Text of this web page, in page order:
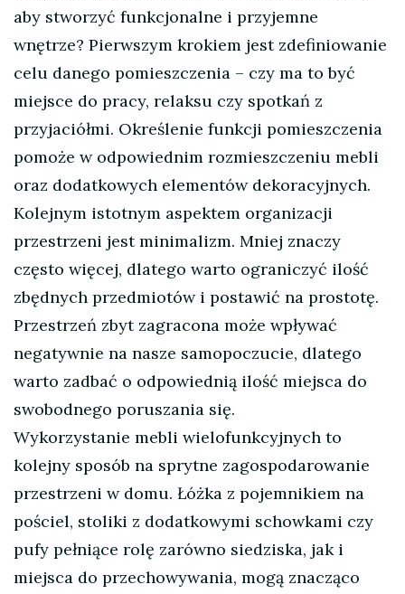
aby stworzyć funkcjonalne i przyjemne
wnętrze? Pierwszym krokiem jest zdefiniowanie
celu danego pomieszczenia – czy ma to być
miejsce do pracy, relaksu czy spotkań z
przyjaciółmi. Określenie funkcji pomieszczenia
pomoże w odpowiednim rozmieszczeniu mebli
oraz dodatkowych elementów dekoracyjnych.
Kolejnym istotnym aspektem organizacji
przestrzeni jest minimalizm. Mniej znaczy
często więcej, dlatego warto ograniczyć ilość
zbędnych przedmiotów i postawić na prostotę.
Przestrzeń zbyt zagracona może wpływać
negatywnie na nasze samopoczucie, dlatego
warto zadbać o odpowiednią ilość miejsca do
swobodnego poruszania się.
Wykorzystanie mebli wielofunkcyjnych to
kolejny sposób na sprytne zagospodarowanie
przestrzeni w domu. Łóżka z pojemnikiem na
pościel, stoliki z dodatkowymi schowkami czy
pufy pełniące rolę zarówno siedziska, jak i
miejsca do przechowywania, mogą znacząco